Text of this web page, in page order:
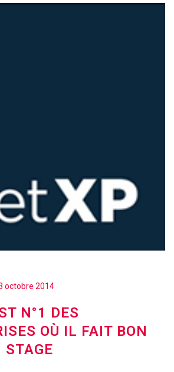
octobre 2014
N°1 DES
OÙ IL FAIT BON
STAGE